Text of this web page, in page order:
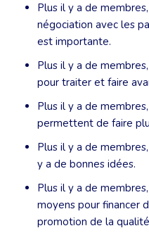
Plus il y a de
négociation avec les
est importante.
Plus il y a de
pour traiter et faire
Plus il y a de
permettent de faire
Plus il y a de
y a de bonnes idées.
Plus il y a de
moyens pour financer
promotion de la